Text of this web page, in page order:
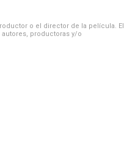
o el director de la película. El
productoras y/o